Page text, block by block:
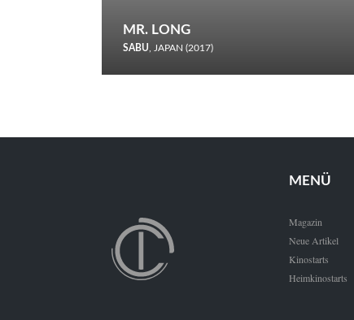
MR. LONG
SABU, JAPAN (2017)
den Wettbewerb.
MENÜ
Magazin
Neue Artikel
Kinostarts
Heimkinostarts